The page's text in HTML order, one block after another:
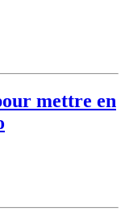
mettre en